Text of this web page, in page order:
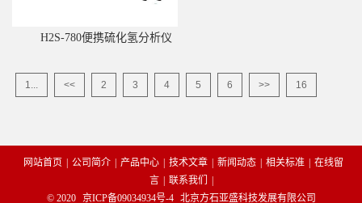
H2S-780便携硫化氢分析仪
1... << 2 3 4 5 6 >> 16
网站首页 | 公司简介 | 产品中心 | 技术文章 | 新闻动态 | 相关标准 | 在线留
言 | 联系我们
|
© 2020 京ICP备09034934号-4 北京方石亚盛科技发展有限公司